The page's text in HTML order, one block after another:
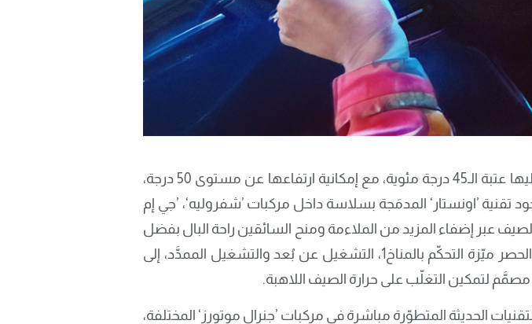
في ظل استمرار ارتفاع درجات الحرارة في المنطقة هذا الصيف وتخطّيها عتبة الـ45 درجة مئوية، مع إمكانية ارتفاعها عن مستوى 50 درجة،
’اونستار‘ المدمَجة بسلاسة داخل مركبات ’شفروليه‘، ’جي إم
عبر إضفاء المزيد من الملاءمة ومنح السائقين راحة البال بفضل
خصائص بارزة متاحة في مركباتهم، ومن بينها على سبيل المثال لا الحصر ميّزة التحكّم بالمناخ1، التشغيل عن بُعد والتشغيل الممدَّد، إلى
لتمكين التغلّب على حرارة الصيف اللاهبة.
الحديثة المتطوّرة مباشرة في مركبات ’جنرال موتورز‘ المختلفة،